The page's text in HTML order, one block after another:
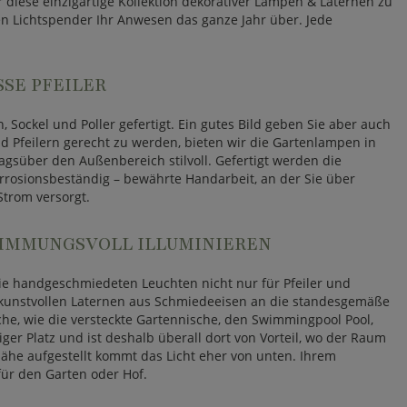
Ihr Anwesen das ganze Jahr über. Jede
PFEILER
und Poller gefertigt. Ein gutes Bild geben Sie aber auch
Pfeilern gerecht zu werden, bieten wir die Gartenlampen in
den Außenbereich stilvoll. Gefertigt werden die
– bewährte Handarbeit, an der Sie über
versorgt.
ILLUMINIEREN
handgeschmiedeten Leuchten nicht nur für Pfeiler und
Laternen aus Schmiedeeisen an die standesgemäße
wie die versteckte Gartennische, den Swimmingpool Pool,
Platz und ist deshalb überall dort von Vorteil, wo der Raum
aufgestellt kommt das Licht eher von unten. Ihrem
den Garten oder Hof.